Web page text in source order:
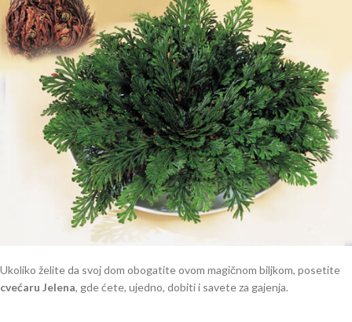
Ukoliko želite da svoj dom obogatite ovom magičnom biljkom, posetite
cvećaru Jelena, gde ćete, ujedno, dobiti i savete za gajenja.